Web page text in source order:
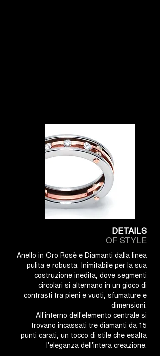
DETAILS
OF STYLE
Anello in Oro Rosè e Diamanti dalla linea
pulita e robusta. Inimitabile per la sua
costruzione inedita, dove segmenti
circolari si alternano in un gioco di
contrasti tra pieni e vuoti, sfumature e
dimensioni.
All'interno dell'elemento centrale si
trovano incassati tre diamanti da 15
punti carati, un tocco di stile che esalta
l'eleganza dell'intera creazione.